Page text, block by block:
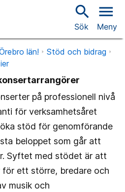
search
Sök
menu
Meny
län!
Stöd och bidrag
på professionell nivå
för verksamhetsåret
stöd för genomförande
beloppet som går att
Syftet med stödet är att
ett större, bredare och
musik och